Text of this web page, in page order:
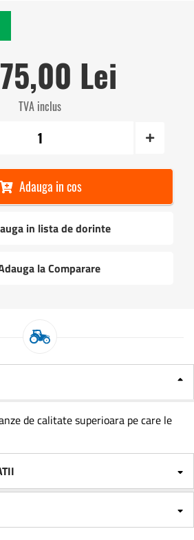
Lei
TVA inclus
Adauga in cos
in lista de dorinte
la Comparare
de calitate superioara pe care le